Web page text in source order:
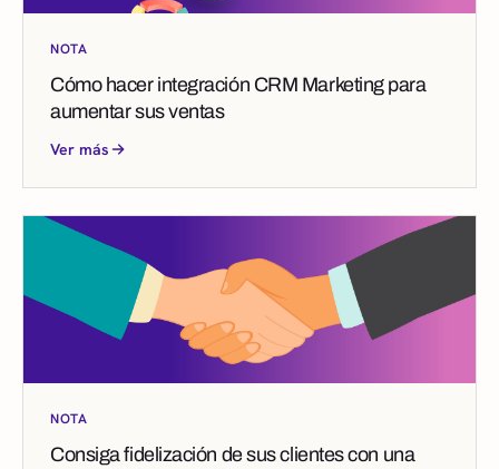
NOTA
Cómo hacer integración CRM Marketing para
aumentar sus ventas
Ver más
NOTA
Consiga fidelización de sus clientes con una